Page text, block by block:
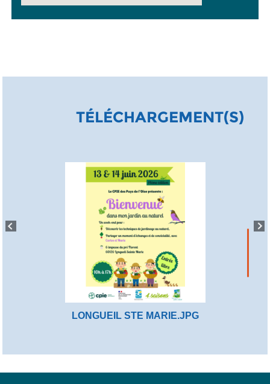
TÉLÉCHARGEMENT(S)
LONGUEIL STE MARIE.JPG